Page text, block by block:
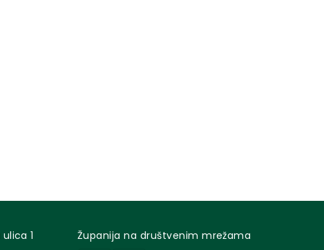
1
Županija na društvenim mrežama